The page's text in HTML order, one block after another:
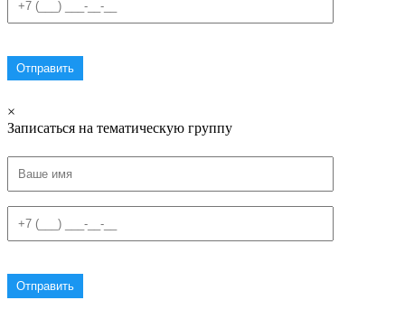
×
Записаться на тематическую группу